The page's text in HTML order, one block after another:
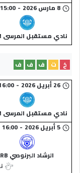
8 مارس 2026 -
15:00
نادي مستقبل المرسى CMM
خ ت ف ف ف
26 أبريل 2026 -
نادي مستقبل المرسى CMM
5 أبريل 2026 -
16:00
الرشاد البرنوصي RB